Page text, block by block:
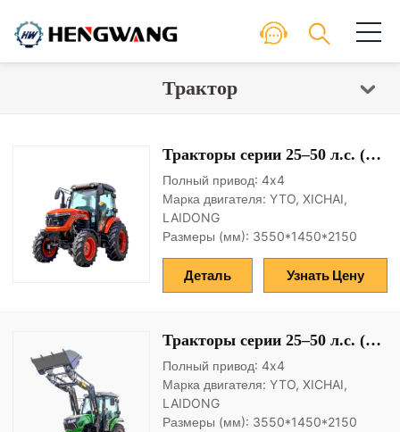
Трактор
Тракторы серии 25–50 л.с. (8F+2R)
Полный привод: 4x4
Марка двигателя: YTO, XICHAI,
LAIDONG
Размеры (мм): 3550*1450*2150
Узнать Цену
Деталь
Тракторы серии 25–50 л.с. (8F+2R) (ковш)
Полный привод: 4x4
Марка двигателя: YTO, XICHAI,
LAIDONG
Размеры (мм): 3550*1450*2150